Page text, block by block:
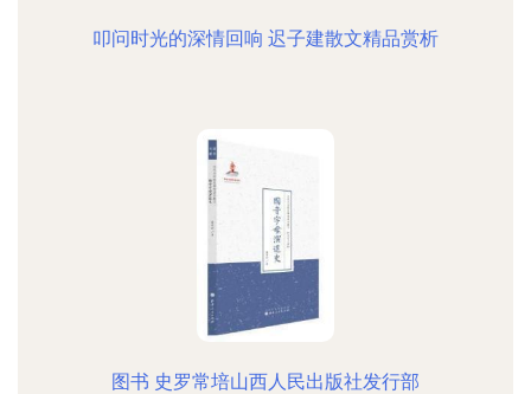
叩问时光的深情回响 迟子建散文精品赏析
图书 史罗常培山西人民出版社发行部